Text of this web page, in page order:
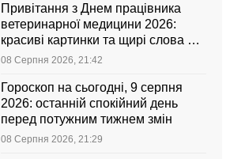
Привітання з Днем працівника
ветеринарної медицини 2026:
красиві картинки та щирі слова до
свята
08 Серпня 2026, 21:42
Гороскоп на сьогодні, 9 серпня
2026: останній спокійний день
перед потужним тижнем змін
08 Серпня 2026, 21:29